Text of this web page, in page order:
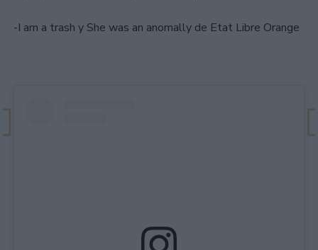
-I am a trash y She was an anomally de Etat Libre Orange